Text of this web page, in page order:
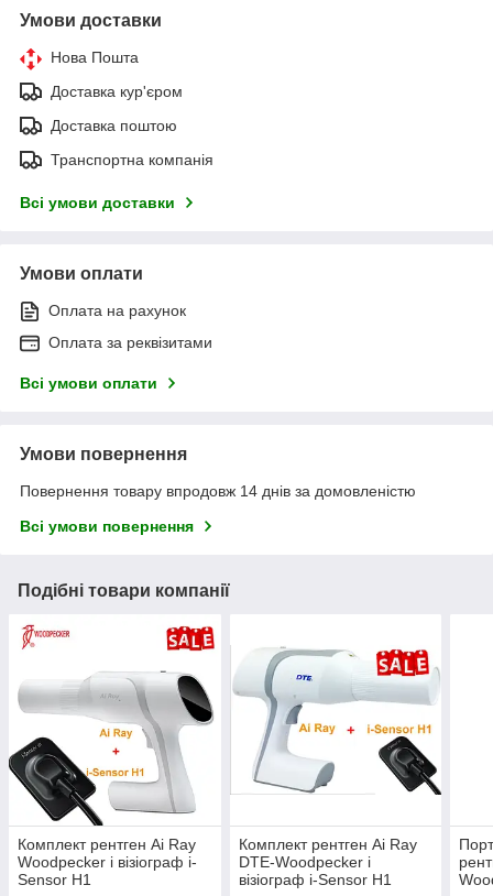
Умови доставки
Нова Пошта
Доставка кур'єром
Доставка поштою
Транспортна компанія
Всі умови доставки
Умови оплати
Оплата на рахунок
Оплата за реквізитами
Всі умови оплати
Умови повернення
Повернення товару впродовж 14 днів за домовленістю
Всі умови повернення
Подібні товари компанії
Комплект рентген Ai Ray
Woodpecker і візіограф i-
Sensor H1
Комплект рентген Ai Ray
DTE-Woodpecker і
візіограф i-Sensor H1